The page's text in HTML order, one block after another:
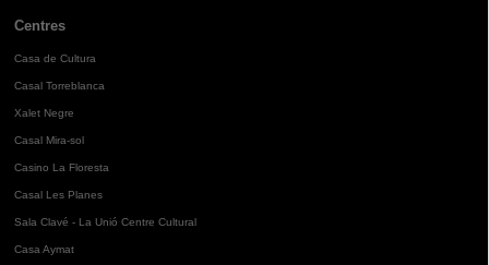
Centres
Casa de Cultura
Casal Torreblanca
Xalet Negre
Casal Mira-sol
Casino La Floresta
Casal Les Planes
Sala Clavé - La Unió Centre Cultural
Casa Aymat